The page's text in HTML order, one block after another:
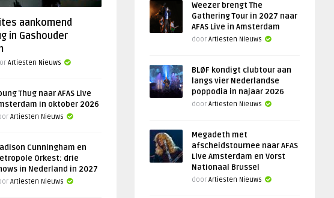
aankomend
in Gashouder
Artiesten Nieuws
Thug naar AFAS Live
in oktober 2026
Artiesten Nieuws
Cunningham en
Orkest: drie
in Nederland in 2027
Artiesten Nieuws
Weezer brengt The
Gathering Tour in 2027 naar
AFAS Live in Amsterdam
door Artiesten Nieuws
BLØF kondigt clubtour aan
langs vier Nederlandse
poppodia in najaar 2026
door Artiesten Nieuws
Megadeth met
afscheidstournee naar AFAS
Live Amsterdam en Vorst
Nationaal Brussel
door Artiesten Nieuws